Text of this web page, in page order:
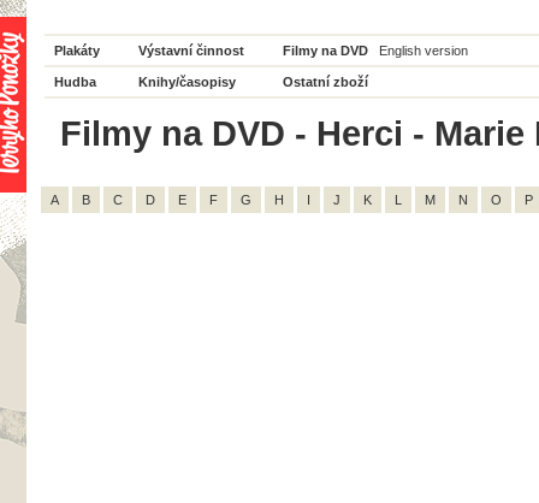
Plakáty Výstavní činnost Filmy na DVD English version
Hudba Knihy/časopisy Ostatní zboží
Filmy na DVD - Herci -
A B C D E F G H I J K L M N O P